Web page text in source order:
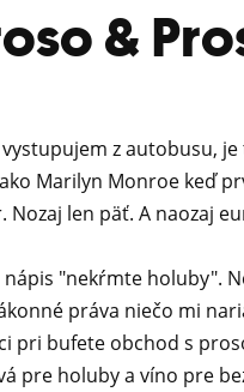
&
z autobusu,
Marilyn Monroe keď
len päť. A naozaj
"nekŕmte holuby".
práva niečo mi
pri bufete obchod s
pre holuby a víno pre